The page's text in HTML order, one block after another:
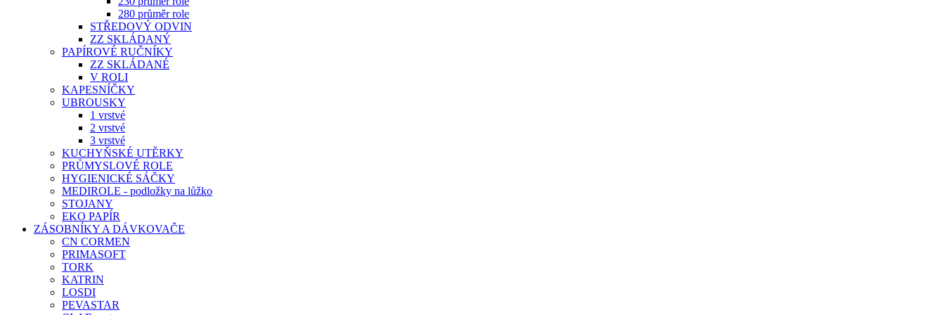
280 průměr role
STŘEDOVÝ ODVIN
ZZ SKLÁDANÝ
PAPÍROVÉ RUČNÍKY
ZZ SKLÁDANÉ
V ROLI
KAPESNÍČKY
UBROUSKY
1 vrstvé
2 vrstvé
3 vrstvé
KUCHYŇSKÉ UTĚRKY
PRŮMYSLOVÉ ROLE
HYGIENICKÉ SÁČKY
MEDIROLE - podložky na lůžko
STOJANY
EKO PAPÍR
ZÁSOBNÍKY A DÁVKOVAČE
CN CORMEN
PRIMASOFT
TORK
KATRIN
LOSDI
PEVASTAR